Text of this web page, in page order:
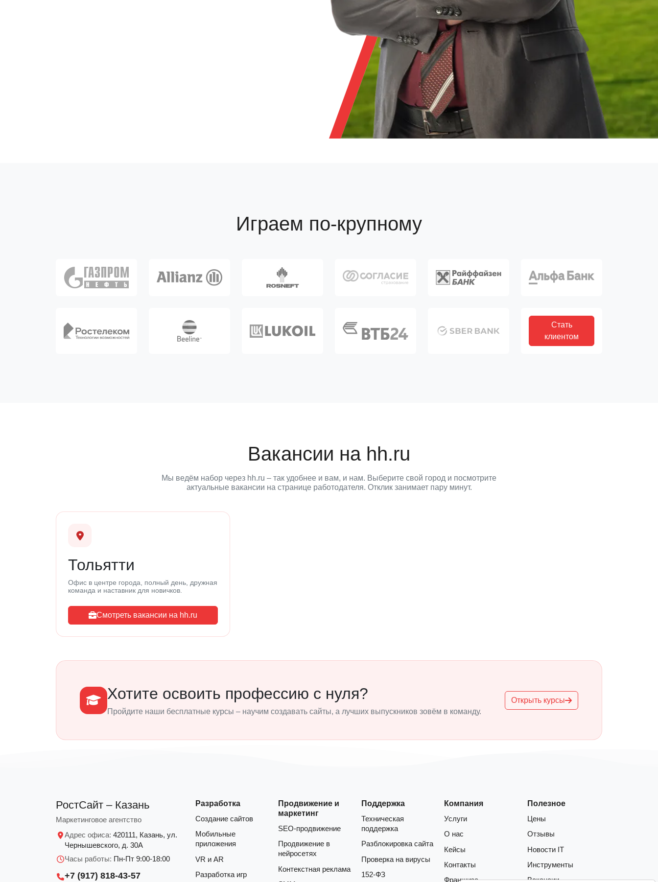
Играем по-крупному
Стать
клиентом
Вакансии на hh.ru
Мы ведём набор через hh.ru – так удобнее и вам, и нам. Выберите свой город и посмотрите
актуальные вакансии на странице работодателя. Отклик занимает пару минут.
Тольятти
Офис в центре города, полный день, дружная
команда и наставник для новичков.
Смотреть вакансии на hh.ru
Хотите освоить профессию с нуля?
Пройдите наши бесплатные курсы – научим создавать сайты, а лучших выпускников зовём в команду.
Открыть курсы
РостСайт – Казань
Маркетинговое агентство
Адрес офиса: 420111, Казань, ул.
Чернышевского, д. 30А
Часы работы: Пн-Пт 9:00-18:00
+7 (917) 818-43-57
Разработка
Создание сайтов
Мобильные
приложения
VR и AR
Разработка игр
Продвижение и
маркетинг
SEO-продвижение
Продвижение в
нейросетях
Контекстная реклама
Поддержка
Техническая
поддержка
Разблокировка сайта
Проверка на вирусы
152-ФЗ
Компания
Услуги
О нас
Кейсы
Контакты
Франшиза
Полезное
Цены
Отзывы
Новости IT
Инструменты
Вакансии